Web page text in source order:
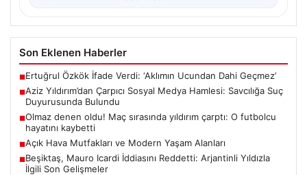
Son Eklenen Haberler
■Ertuğrul Özkök İfade Verdi: ‘Aklımın Ucundan Dahi Geçmez’
■Aziz Yıldırım’dan Çarpıcı Sosyal Medya Hamlesi: Savcılığa Suç
Duyurusunda Bulundu
■Olmaz denen oldu! Maç sırasında yıldırım çarptı: O futbolcu
hayatını kaybetti
■Açık Hava Mutfakları ve Modern Yaşam Alanları
■Beşiktaş, Mauro Icardi İddiasını Reddetti: Arjantinli Yıldızla
İlgili Son Gelişmeler